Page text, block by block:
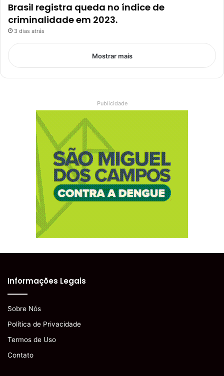
Brasil registra queda no índice de
criminalidade em 2023.
3 dias atrás
Mostrar mais
Publicidade
Informações Legais
Sobre Nós
Política de Privacidade
Termos de Uso
Contato